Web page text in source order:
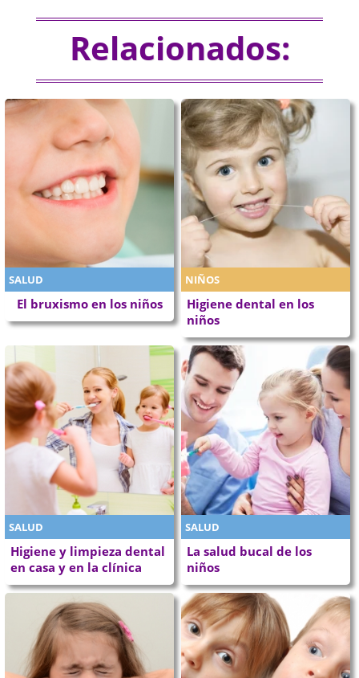
Relacionados:
SALUD
El bruxismo en los niños
NIÑOS
Higiene dental en los
niños
SALUD
Higiene y limpieza dental
en casa y en la clínica
SALUD
La salud bucal de los
niños